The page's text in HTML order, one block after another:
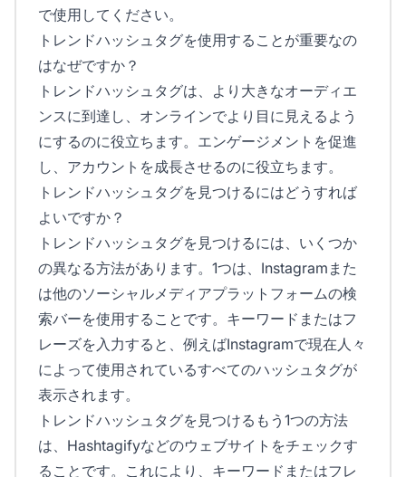
で使用してください。
トレンドハッシュタグを使用することが重要なの
はなぜですか？
トレンドハッシュタグは、より大きなオーディエ
ンスに到達し、オンラインでより目に見えるよう
にするのに役立ちます。エンゲージメントを促進
し、アカウントを成長させるのに役立ちます。
トレンドハッシュタグを見つけるにはどうすれば
よいですか？
トレンドハッシュタグを見つけるには、いくつか
の異なる方法があります。1つは、Instagramまた
は他のソーシャルメディアプラットフォームの検
索バーを使用することです。キーワードまたはフ
レーズを入力すると、例えばInstagramで現在人々
によって使用されているすべてのハッシュタグが
表示されます。
トレンドハッシュタグを見つけるもう1つの方法
は、Hashtagifyなどのウェブサイトをチェックす
ることです。これにより、キーワードまたはフレ